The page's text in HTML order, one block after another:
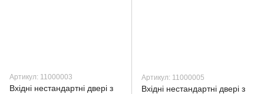
Артикул: 11000003
Вхідні нестандартні двері з
Артикул: 11000005
Вхідні нестандартні двері з